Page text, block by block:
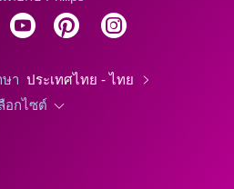
ษา ประเทศไทย - ไทย
อกไซต์